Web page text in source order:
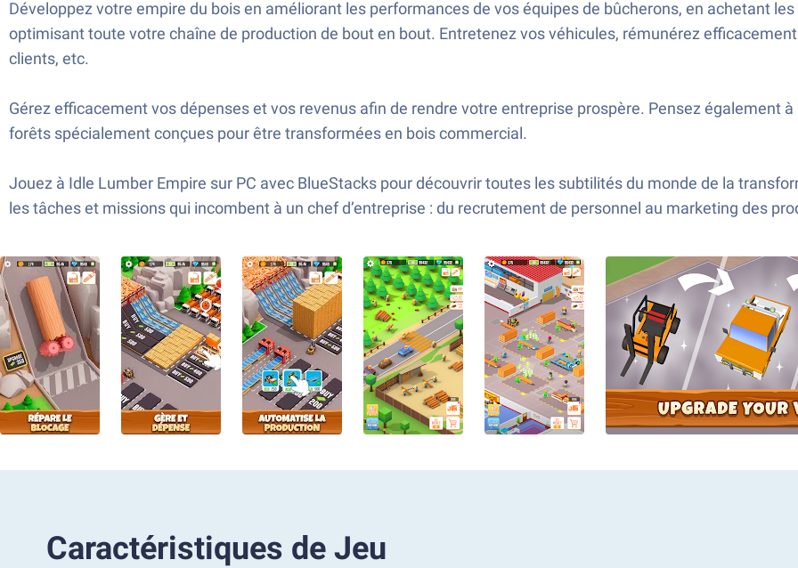
Développez votre empire du bois en améliorant les performances de vos équipes de bûcherons, en achetant
optimisant toute votre chaîne de production de bout en bout. Entretenez vos véhicules, rémunérez
clients, etc.
Gérez efficacement vos dépenses et vos revenus afin de rendre votre entreprise prospère. Pensez également
forêts spécialement conçues pour être transformées en bois commercial.
Jouez à Idle Lumber Empire sur PC avec BlueStacks pour découvrir toutes les subtilités du monde de la
les tâches et missions qui incombent à un chef d’entreprise : du recrutement de personnel au marketing des
Caractéristiques de Jeu